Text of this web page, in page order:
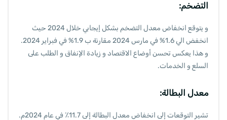
التضخم:
و يتوقع انخفاض معدل التضخم بشكل إيجابي خلال 2024 حيث
انخفض الي 1.6% في مارس 2024 مقارنة ب 1.9% في فبراير 2024.
و هذا يعكس تحسن أوضاع الاقتصاد و زيادة الإنفاق و الطلب على
السلع و الخدمات.
معدل البطالة:
تشير التوقعات إلى انخفاض معدل البطالة إلى 11.7٪ في عام 2024م.